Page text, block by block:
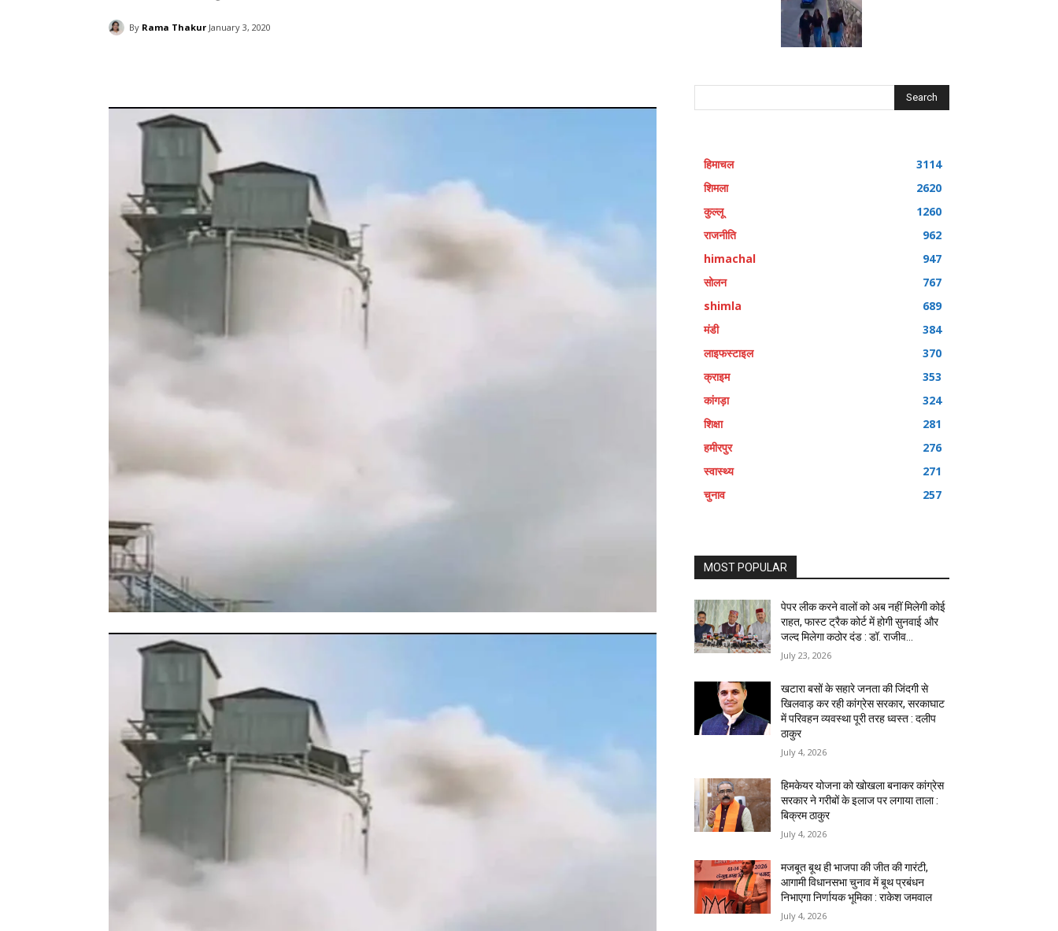
By Rama Thakur January 3, 2020
Search
हिमाचल
3114
शिमला
2620
कुल्लू
1260
राजनीति
962
himachal
947
सोलन
767
shimla
689
मंडी
384
लाइफस्टाइल
370
क्राइम
353
कांगड़ा
324
शिक्षा
281
हमीरपुर
276
स्वास्थ्य
271
चुनाव
257
MOST POPULAR
पेपर लीक करने वालों को अब नहीं मिलेगी कोई
राहत, फास्ट ट्रैक कोर्ट में होगी सुनवाई और
जल्द मिलेगा कठोर दंड : डॉ. राजीव...
July 23, 2026
खटारा बसों के सहारे जनता की जिंदगी से
खिलवाड़ कर रही कांग्रेस सरकार, सरकाघाट
में परिवहन व्यवस्था पूरी तरह ध्वस्त : दलीप
ठाकुर
July 4, 2026
हिमकेयर योजना को खोखला बनाकर कांग्रेस
सरकार ने गरीबों के इलाज पर लगाया ताला :
बिक्रम ठाकुर
July 4, 2026
मजबूत बूथ ही भाजपा की जीत की गारंटी,
आगामी विधानसभा चुनाव में बूथ प्रबंधन
निभाएगा निर्णायक भूमिका : राकेश जमवाल
July 4, 2026